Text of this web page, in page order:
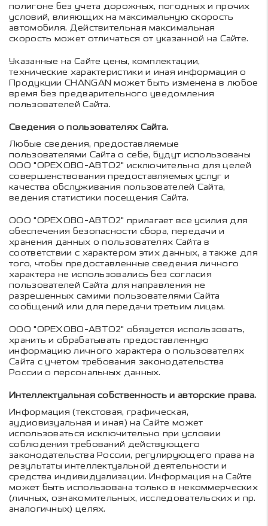
полигоне без учета дорожных, погодных и прочих
условий, влияющих на максимальную скорость
автомобиля. Действительная максимальная
скорость может отличаться от указанной на Сайте.
Указанные на Сайте цены, комплектации,
технические характеристики и иная информация о
Продукции CHANGAN может быть изменена в любое
время без предварительного уведомления
пользователей Сайта.
Сведения о пользователях Сайта.
Любые сведения, предоставляемые
пользователями Сайта о себе, будут использованы
ООО "ОРЕХОВО-АВТО2" исключительно для целей
совершенствования предоставляемых услуг и
качества обслуживания пользователей Сайта,
ведения статистики посещения Сайта.
ООО "ОРЕХОВО-АВТО2" прилагает все усилия для
обеспечения безопасности сбора, передачи и
хранения данных о пользователях Сайта в
соответствии с характером этих данных, а также для
того, чтобы предоставленные сведения личного
характера не использовались без согласия
пользователей Сайта для направления не
разрешенных самими пользователями Сайта
сообщений или для передачи третьим лицам.
ООО "ОРЕХОВО-АВТО2" обязуется использовать,
хранить и обрабатывать предоставленную
информацию личного характера о пользователях
Сайта с учетом требования законодательства
России о персональных данных.
Интеллектуальная собственность и авторские права.
Информация (текстовая, графическая,
аудиовизуальная и иная) на Сайте может
использоваться исключительно при условии
соблюдения требований действующего
законодательства России, регулирующего права на
результаты интеллектуальной деятельности и
средства индивидуализации. Информация на Сайте
может быть использована только в некоммерческих
(личных, ознакомительных, исследовательских и пр.
аналогичных) целях.